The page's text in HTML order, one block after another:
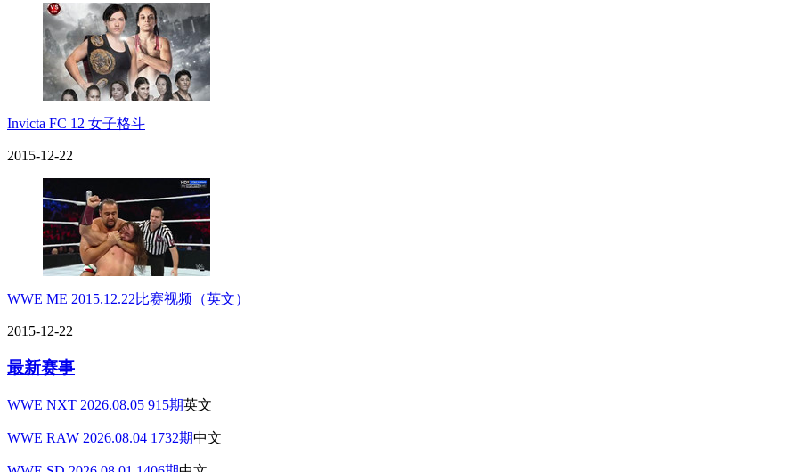
Invicta FC 12 女子格斗
2015-12-22
WWE ME 2015.12.22比赛视频（英文）
2015-12-22
最新赛事
WWE NXT 2026.08.05 915期英文
WWE RAW 2026.08.04 1732期中文